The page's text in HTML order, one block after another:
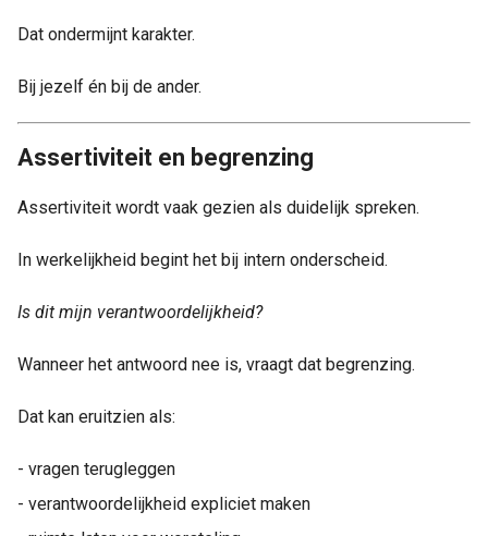
Dat ondermijnt karakter.
Bij jezelf én bij de ander.
Assertiviteit en begrenzing
Assertiviteit wordt vaak gezien als duidelijk spreken.
In werkelijkheid begint het bij intern onderscheid.
Is dit mijn verantwoordelijkheid?
Wanneer het antwoord nee is, vraagt dat begrenzing.
Dat kan eruitzien als:
- vragen terugleggen
- verantwoordelijkheid expliciet maken